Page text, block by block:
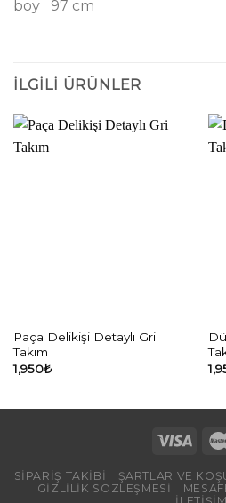
boy 97 cm
İLGILI ÜRÜNLER
Paça Delikişi Detaylı Gri
Takım
1,950₺
SIPARIŞ TAKIBI ŞARTLAR VE
GİZLİLİK SÖZLEŞMESİ